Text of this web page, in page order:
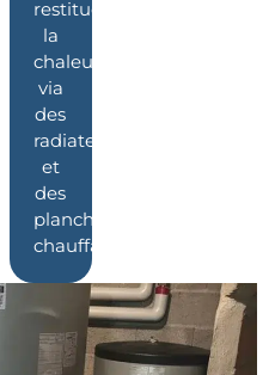
restitue
la
chaleur
via
des
radiateurs
et
des
planchers
chauffants.